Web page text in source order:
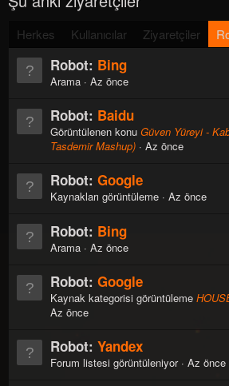
Herkes Kullanıcılar Ziyaretçiler
Robot: Bing
Arama Az önce
Robot: Baidu
Görüntülenen konu Güven Yüreyi -
Tasdemir Mashup)
Az önce
Robot: Google
Kaynakları görüntüleme Az önce
Robot: Bing
Arama Az önce
Robot: Google
Kaynak kategorisi görüntüleme
Az önce
Robot: Yandex
Forum listesi görüntüleniyor Az önce